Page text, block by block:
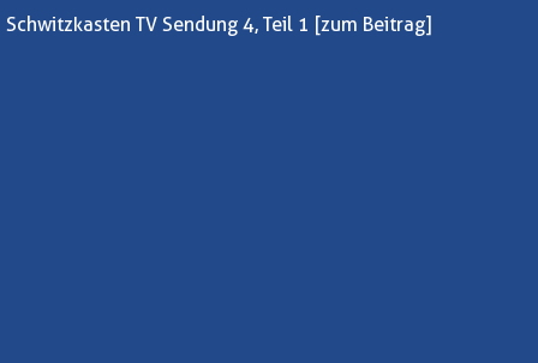
Schwitzkasten TV Sendung 4, Teil 1 [zum Beitrag]